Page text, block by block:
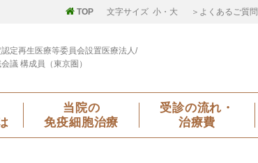
TOP 文字サイズ 小 ・ 大 ＞よくあるご質問
認定再生医療等委員会設置医療法人/
議 構成員（東京圏）
当院の
免疫細胞治療
受診の流れ・
治療費